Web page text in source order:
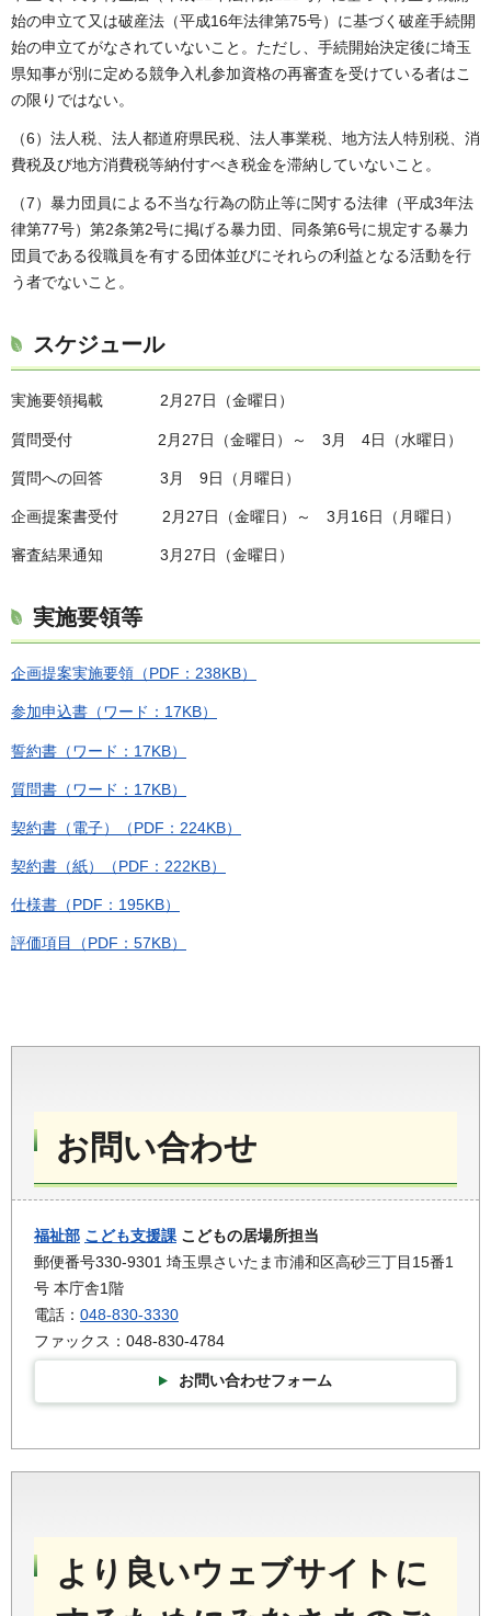
始の申立て又は破産法（平成16年法律第75号）に基づく破産手続開
始の申立てがなされていないこと。ただし、手続開始決定後に埼玉
県知事が別に定める競争入札参加資格の再審査を受けている者はこ
の限りではない。
（6）法人税、法人都道府県民税、法人事業税、地方法人特別税、消
費税及び地方消費税等納付すべき税金を滞納していないこと。
（7）暴力団員による不当な行為の防止等に関する法律（平成3年法
律第77号）第2条第2号に掲げる暴力団、同条第6号に規定する暴力
団員である役職員を有する団体並びにそれらの利益となる活動を行
う者でないこと。
スケジュール
実施要領掲載 2月27日（金曜日）
質問受付 2月27日（金曜日）～ 3月 4日（水曜日）
質問への回答 3月 9日（月曜日）
企画提案書受付 2月27日（金曜日）～ 3月16日（月曜日）
審査結果通知 3月27日（金曜日）
実施要領等
企画提案実施要領（PDF：238KB）
参加申込書（ワード：17KB）
誓約書（ワード：17KB）
質問書（ワード：17KB）
契約書（電子）（PDF：224KB）
契約書（紙）（PDF：222KB）
仕様書（PDF：195KB）
評価項目（PDF：57KB）
お問い合わせ
福祉部 こども支援課 こどもの居場所担当
郵便番号330-9301 埼玉県さいたま市浦和区高砂三丁目15番1
号 本庁舎1階
電話： 048-830-3330
ファックス：048-830-4784
お問い合わせフォーム
より良いウェブサイトに